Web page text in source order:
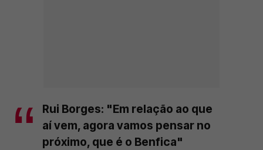
Rui Borges: "Em relação ao que
aí vem, agora vamos pensar no
próximo, que é o Benfica"